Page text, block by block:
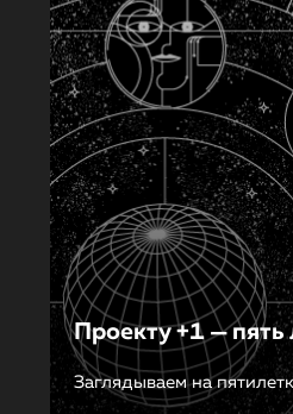
Проекту +1 — пять
Заглядываем на